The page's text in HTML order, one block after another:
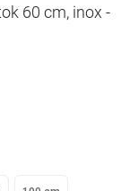
60 cm, inox -